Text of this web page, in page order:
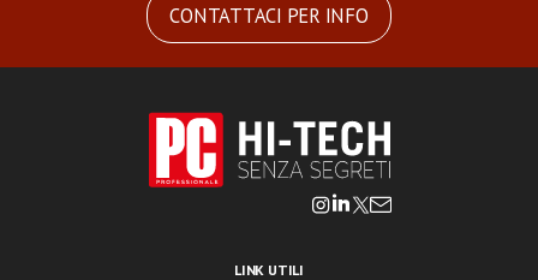
CONTATTACI PER INFO
LINK UTILI